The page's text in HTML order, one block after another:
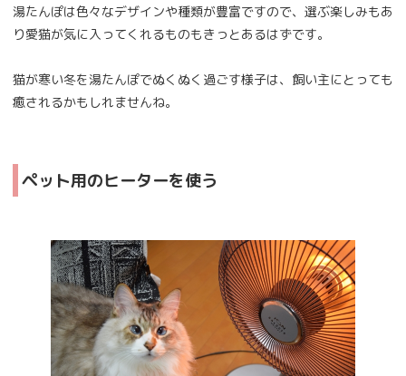
湯たんぽは色々なデザインや種類が豊富ですので、選ぶ楽しみもあ
り愛猫が気に入ってくれるものもきっとあるはずです。
猫が寒い冬を湯たんぽでぬくぬく過ごす様子は、飼い主にとっても
癒されるかもしれませんね。
ペット用のヒーターを使う